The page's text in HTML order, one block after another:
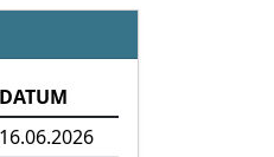
DATUM
16.06.2026